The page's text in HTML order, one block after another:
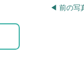
◀︎ 前の写